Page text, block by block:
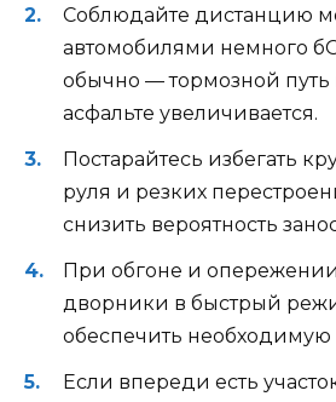
Соблюдайте дистанцию
автомобилями немного
обычно — тормозной
асфальте увеличивается.
Постарайтесь избегать
руля и резких
снизить вероятность
При обгоне и опережении
дворники в быстрый
обеспечить необходимую
Если впереди есть